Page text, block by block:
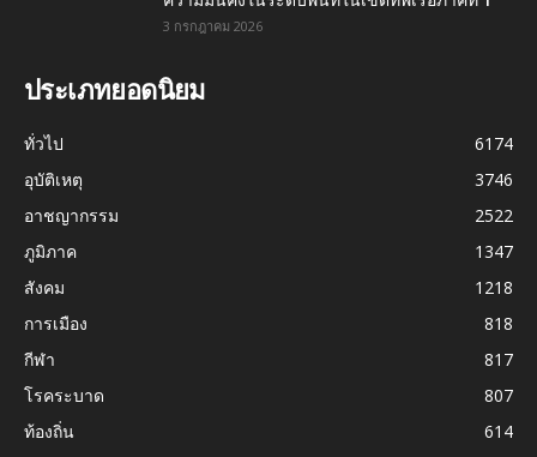
3 กรกฎาคม 2026
ประเภทยอดนิยม
ทั่วไป
6174
อุบัติเหตุ
3746
อาชญากรรม
2522
ภูมิภาค
1347
สังคม
1218
การเมือง
818
กีฬา
817
โรคระบาด
807
ท้องถิ่น
614